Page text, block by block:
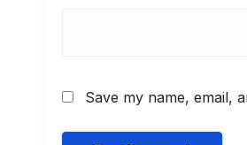
Save my name, email,